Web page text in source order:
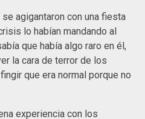
agigantaron con una fiesta
lo habían mandando al
que había algo raro en él,
la cara de terror de los
que era normal porque no
experiencia con los